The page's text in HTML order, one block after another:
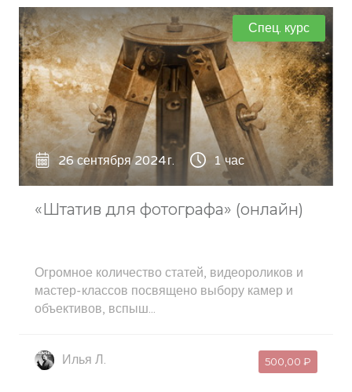
Спец. курс
26 сентября 2024 г. 1 час
«Штатив для фотографа» (онлайн)
Огромное количество статей, видеороликов и
мастер-классов посвящено выбору камер и
объективов, вспыш...
Илья Л. 500,00 ₽